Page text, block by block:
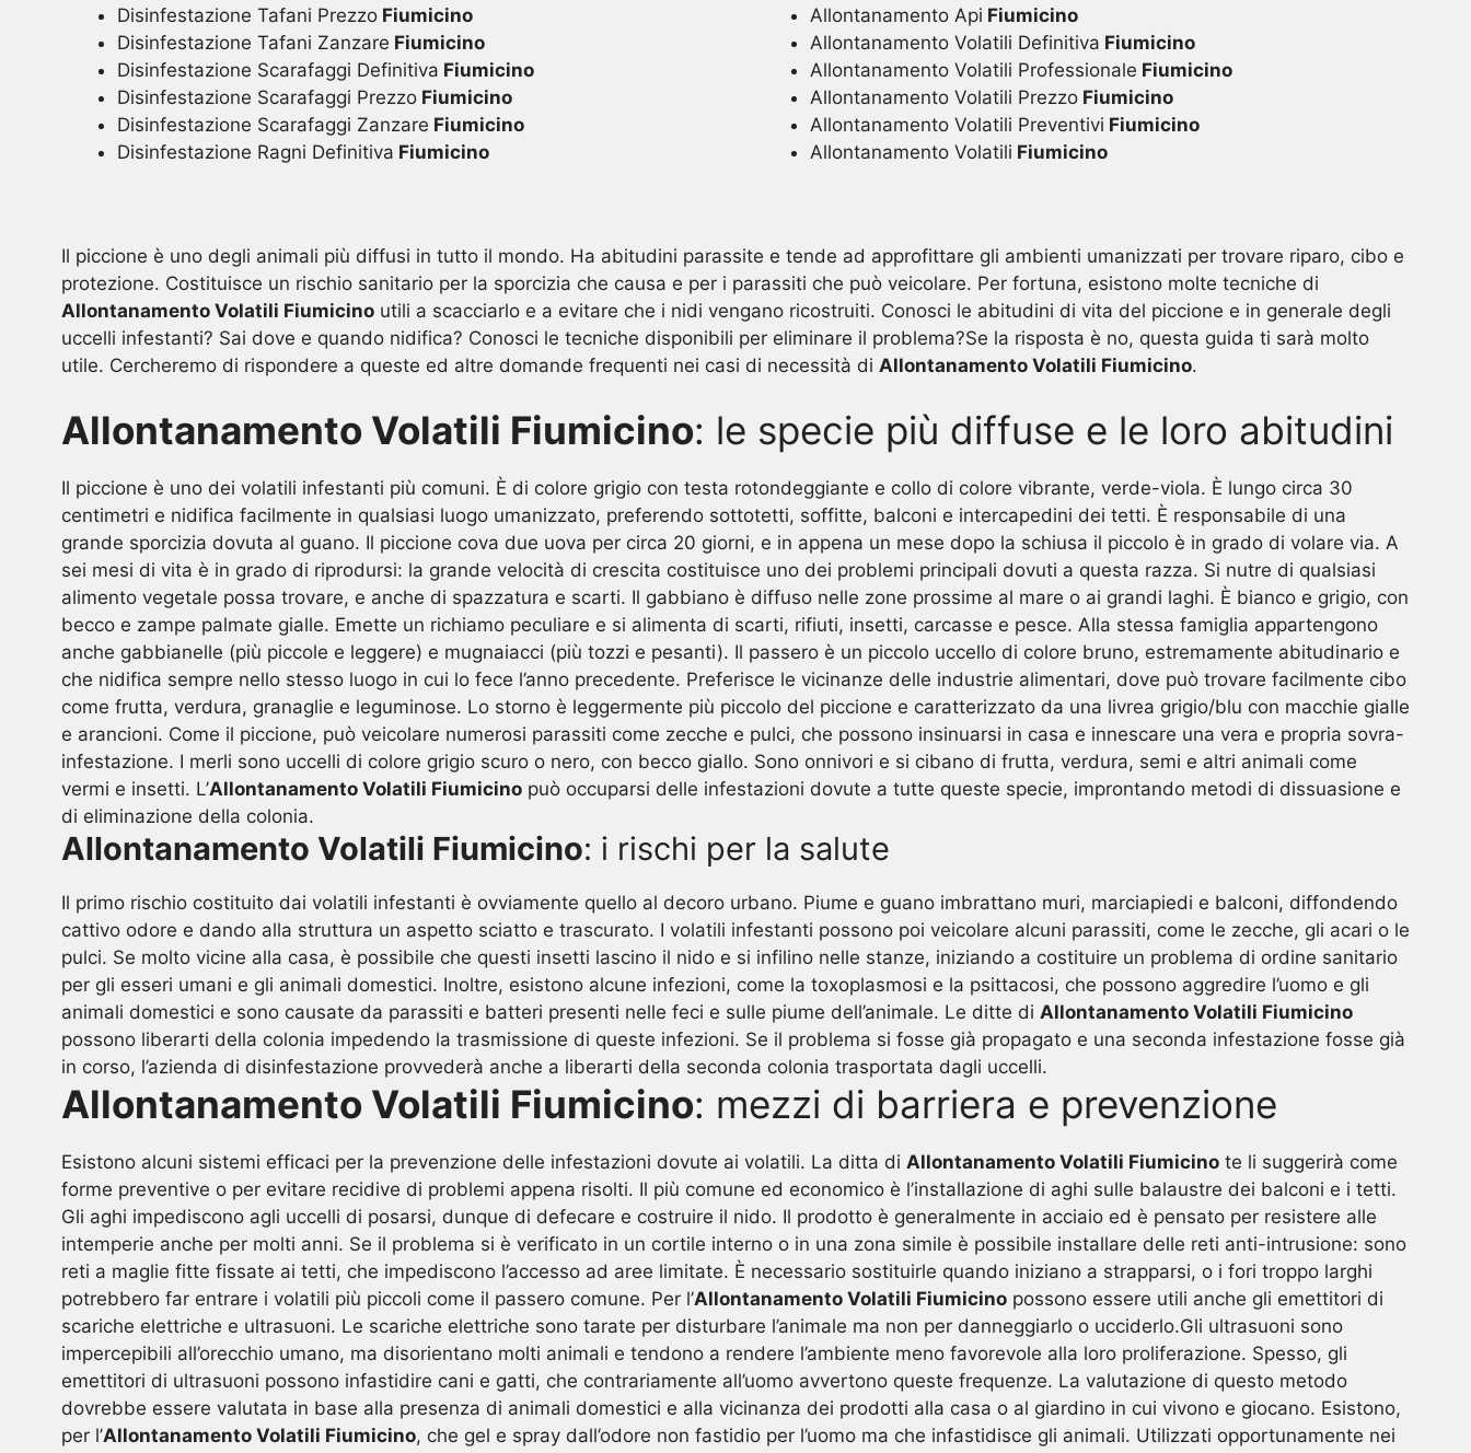
Disinfestazione Tafani Prezzo Fiumicino
Disinfestazione Tafani Zanzare Fiumicino
Disinfestazione Scarafaggi Definitiva Fiumicino
Disinfestazione Scarafaggi Prezzo Fiumicino
Disinfestazione Scarafaggi Zanzare Fiumicino
Disinfestazione Ragni Definitiva Fiumicino
Allontanamento Api Fiumicino
Allontanamento Volatili Definitiva Fiumicino
Allontanamento Volatili Professionale Fiumicino
Allontanamento Volatili Prezzo Fiumicino
Allontanamento Volatili Preventivi Fiumicino
Allontanamento Volatili Fiumicino
Il piccione è uno degli animali più diffusi in tutto il mondo. Ha abitudini parassite e tende ad approfittare gli ambienti umanizzati per trovare riparo, cibo e
protezione. Costituisce un rischio sanitario per la sporcizia che causa e per i parassiti che può veicolare. Per fortuna, esistono molte tecniche di
Allontanamento Volatili Fiumicino utili a scacciarlo e a evitare che i nidi vengano ricostruiti. Conosci le abitudini di vita del piccione e in generale degli
uccelli infestanti? Sai dove e quando nidifica? Conosci le tecniche disponibili per eliminare il problema?Se la risposta è no, questa guida ti sarà molto
utile. Cercheremo di rispondere a queste ed altre domande frequenti nei casi di necessità di Allontanamento Volatili Fiumicino.
Allontanamento Volatili Fiumicino: le specie più diffuse e le loro abitudini
Il piccione è uno dei volatili infestanti più comuni. È di colore grigio con testa rotondeggiante e collo di colore vibrante, verde-viola. È lungo circa 30
centimetri e nidifica facilmente in qualsiasi luogo umanizzato, preferendo sottotetti, soffitte, balconi e intercapedini dei tetti. È responsabile di una
grande sporcizia dovuta al guano. Il piccione cova due uova per circa 20 giorni, e in appena un mese dopo la schiusa il piccolo è in grado di volare via. A
sei mesi di vita è in grado di riprodursi: la grande velocità di crescita costituisce uno dei problemi principali dovuti a questa razza. Si nutre di qualsiasi
alimento vegetale possa trovare, e anche di spazzatura e scarti. Il gabbiano è diffuso nelle zone prossime al mare o ai grandi laghi. È bianco e grigio, con
becco e zampe palmate gialle. Emette un richiamo peculiare e si alimenta di scarti, rifiuti, insetti, carcasse e pesce. Alla stessa famiglia appartengono
anche gabbianelle (più piccole e leggere) e mugnaiacci (più tozzi e pesanti). Il passero è un piccolo uccello di colore bruno, estremamente abitudinario e
che nidifica sempre nello stesso luogo in cui lo fece l’anno precedente. Preferisce le vicinanze delle industrie alimentari, dove può trovare facilmente cibo
come frutta, verdura, granaglie e leguminose. Lo storno è leggermente più piccolo del piccione e caratterizzato da una livrea grigio/blu con macchie gialle
e arancioni. Come il piccione, può veicolare numerosi parassiti come zecche e pulci, che possono insinuarsi in casa e innescare una vera e propria sovra-
infestazione. I merli sono uccelli di colore grigio scuro o nero, con becco giallo. Sono onnivori e si cibano di frutta, verdura, semi e altri animali come
vermi e insetti. L’Allontanamento Volatili Fiumicino può occuparsi delle infestazioni dovute a tutte queste specie, improntando metodi di dissuasione e
di eliminazione della colonia.
Allontanamento Volatili Fiumicino: i rischi per la salute
Il primo rischio costituito dai volatili infestanti è ovviamente quello al decoro urbano. Piume e guano imbrattano muri, marciapiedi e balconi, diffondendo
cattivo odore e dando alla struttura un aspetto sciatto e trascurato. I volatili infestanti possono poi veicolare alcuni parassiti, come le zecche, gli acari o le
pulci. Se molto vicine alla casa, è possibile che questi insetti lascino il nido e si infilino nelle stanze, iniziando a costituire un problema di ordine sanitario
per gli esseri umani e gli animali domestici. Inoltre, esistono alcune infezioni, come la toxoplasmosi e la psittacosi, che possono aggredire l’uomo e gli
animali domestici e sono causate da parassiti e batteri presenti nelle feci e sulle piume dell’animale. Le ditte di Allontanamento Volatili Fiumicino
possono liberarti della colonia impedendo la trasmissione di queste infezioni. Se il problema si fosse già propagato e una seconda infestazione fosse già
in corso, l’azienda di disinfestazione provvederà anche a liberarti della seconda colonia trasportata dagli uccelli.
Allontanamento Volatili Fiumicino: mezzi di barriera e prevenzione
Esistono alcuni sistemi efficaci per la prevenzione delle infestazioni dovute ai volatili. La ditta di Allontanamento Volatili Fiumicino te li suggerirà come
forme preventive o per evitare recidive di problemi appena risolti. Il più comune ed economico è l’installazione di aghi sulle balaustre dei balconi e i tetti.
Gli aghi impediscono agli uccelli di posarsi, dunque di defecare e costruire il nido. Il prodotto è generalmente in acciaio ed è pensato per resistere alle
intemperie anche per molti anni. Se il problema si è verificato in un cortile interno o in una zona simile è possibile installare delle reti anti-intrusione: sono
reti a maglie fitte fissate ai tetti, che impediscono l’accesso ad aree limitate. È necessario sostituirle quando iniziano a strapparsi, o i fori troppo larghi
potrebbero far entrare i volatili più piccoli come il passero comune. Per l’Allontanamento Volatili Fiumicino possono essere utili anche gli emettitori di
scariche elettriche e ultrasuoni. Le scariche elettriche sono tarate per disturbare l’animale ma non per danneggiarlo o ucciderlo.Gli ultrasuoni sono
impercepibili all’orecchio umano, ma disorientano molti animali e tendono a rendere l’ambiente meno favorevole alla loro proliferazione. Spesso, gli
emettitori di ultrasuoni possono infastidire cani e gatti, che contrariamente all’uomo avvertono queste frequenze. La valutazione di questo metodo
dovrebbe essere valutata in base alla presenza di animali domestici e alla vicinanza dei prodotti alla casa o al giardino in cui vivono e giocano. Esistono,
per l’Allontanamento Volatili Fiumicino, che gel e spray dall’odore non fastidio per l’uomo ma che infastidisce gli animali. Utilizzati opportunamente nei